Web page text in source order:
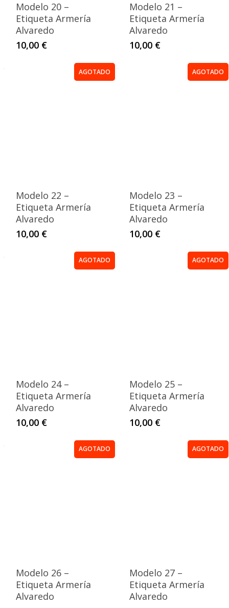
Modelo 20 –
Etiqueta Armería
Alvaredo
10,00 €
Modelo 21 –
Etiqueta Armería
Alvaredo
10,00 €
Modelo 22 –
Etiqueta Armería
Alvaredo
10,00 €
AGOTADO
Modelo 23 –
Etiqueta Armería
Alvaredo
10,00 €
AGOTADO
Modelo 24 –
Etiqueta Armería
Alvaredo
10,00 €
AGOTADO
Modelo 25 –
Etiqueta Armería
Alvaredo
10,00 €
AGOTADO
Modelo 26 –
Etiqueta Armería
Alvaredo
AGOTADO
Modelo 27 –
Etiqueta Armería
Alvaredo
AGOTADO